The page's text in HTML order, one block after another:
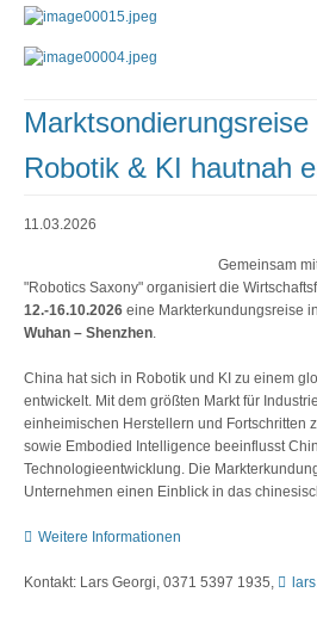
Robotik & KI hautnah
11.03.2026
Gemeinsam
"Robotics Saxony" organisiert die
12.-16.10.2026 eine Markterkundungsreise
Wuhan – Shenzhen
China hat sich in Robotik und KI zu einem
entwickelt. Mit dem größten Markt für
einheimischen Herstellern und Fortschritten
sowie Embodied Intelligence beeinflusst
Technologieentwicklung. Die
Unternehmen einen Einblick in das
Weitere Informationen
Kontakt: Lars Georgi, 0371 5397 1935,